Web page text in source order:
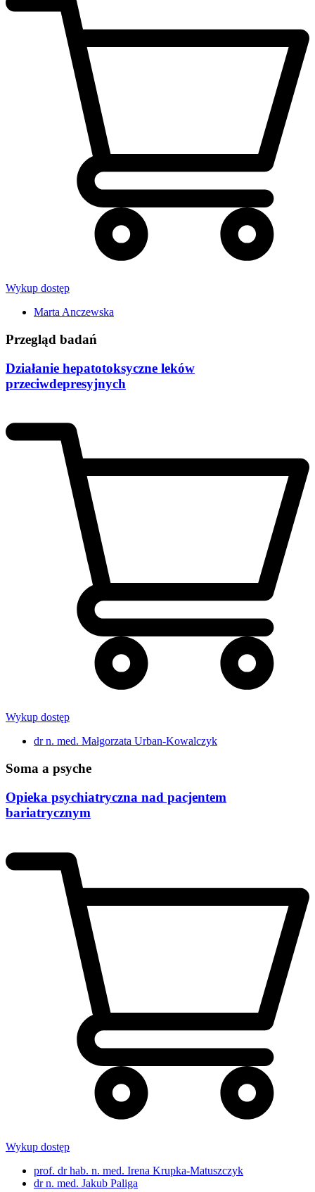
Wykup dostęp
Marta Anczewska
Przegląd badań
Działanie hepatotoksyczne leków
przeciwdepresyjnych
Wykup dostęp
dr n. med. Małgorzata Urban-Kowalczyk
Soma a psyche
Opieka psychiatryczna nad pacjentem
bariatrycznym
Wykup dostęp
prof. dr hab. n. med. Irena Krupka-Matuszczyk
dr n. med. Jakub Paliga